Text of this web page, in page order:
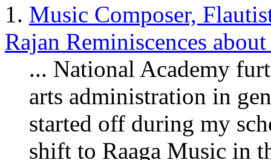
1. Music Composer,
Rajan Reminiscences
... National Academy
arts administration in
started off during my
shift to Raaga Music in